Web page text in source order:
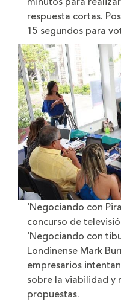
respuesta cortas.
15 segundos para
‘Negociando con
concurso de
‘Negociando con
Londinense Mark
empresarios
sobre la viabilidad y
propuestas.